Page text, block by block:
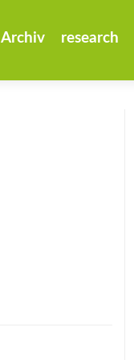
Archiv research